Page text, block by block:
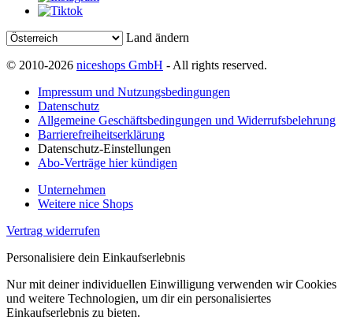
Land ändern
© 2010-2026 niceshops GmbH - All rights reserved.
Impressum und Nutzungsbedingungen
Datenschutz
Allgemeine Geschäftsbedingungen und Widerrufsbelehrung
Barrierefreiheitserklärung
Datenschutz-Einstellungen
Abo-Verträge hier kündigen
Unternehmen
Weitere nice Shops
Vertrag widerrufen
Personalisiere dein Einkaufserlebnis
Nur mit deiner individuellen Einwilligung verwenden wir Cookies
und weitere Technologien, um dir ein personalisiertes
Einkaufserlebnis zu bieten.